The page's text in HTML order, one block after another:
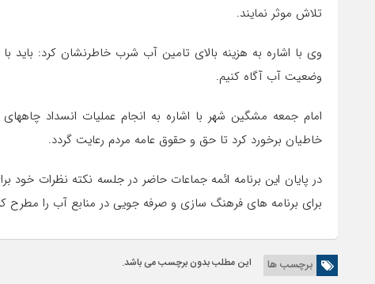
تلاش موثر نمایند.
وی با اشاره به هزینه بالای تامین آب شرب خاطرنشان کرد: باید
وضعیت آب آگاه کنیم.
امام جمعه مشگین شهر با اشاره به انجام عملیات انسداد
خاطیان برخورد کرد تا حق و حقوق عامه مردم رعایت گردد.
در پایان این برنامه ائمه جماعات حاضر در جلسه نکته نظرات
برای برنامه های فرهنگ سازی و صرفه جویی در منابع آب را مطرح
برچسب ها این مطلب بدون برچسب می باشد.